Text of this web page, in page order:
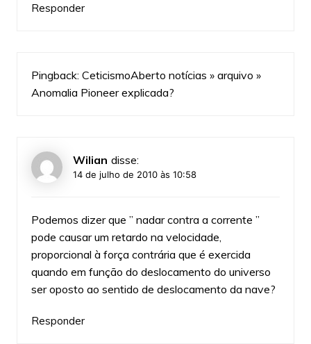
Responder
Pingback: CeticismoAberto notícias » arquivo »
Anomalia Pioneer explicada?
Wilian disse:
14 de julho de 2010 às 10:58
Podemos dizer que ” nadar contra a corrente ”
pode causar um retardo na velocidade,
proporcional à força contrária que é exercida
quando em função do deslocamento do universo
ser oposto ao sentido de deslocamento da nave?
Responder